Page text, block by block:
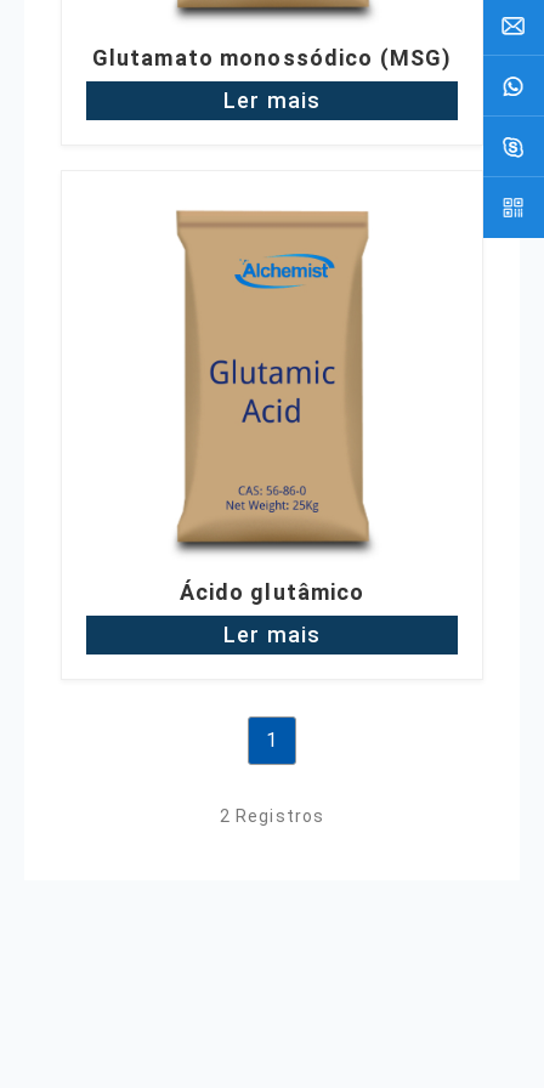
Glutamato monossódico (MSG)
Ler mais
Ácido glutâmico
Ler mais
1
2 Registros